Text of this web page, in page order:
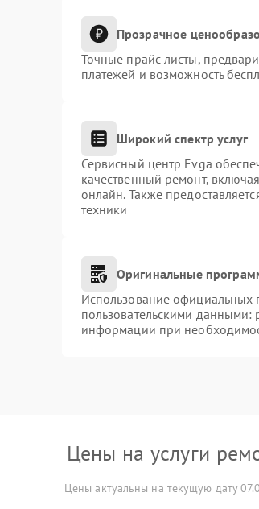
Прозрачное
Точные прайс-листы,
платежей и возможность
Широкий спектр услуг
Сервисный центр Evga
качественный ремонт,
онлайн. Также
техники
Оригинальные
Использование официальных
пользовательскими данными:
информации при
Цены на услуги
Цены актуальны на текущую дату